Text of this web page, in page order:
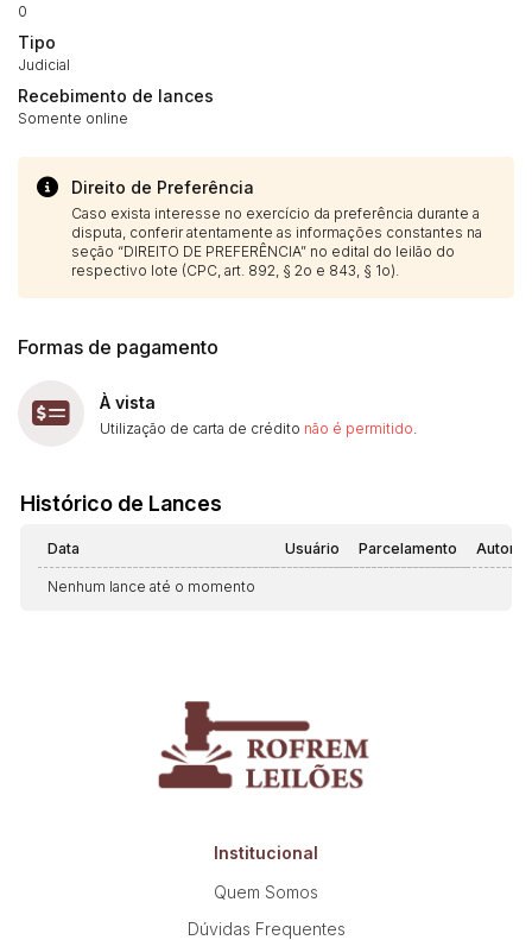
0
Tipo
Judicial
Recebimento de lances
Somente online
Direito de Preferência
Caso exista interesse no exercício da preferência durante a
disputa, conferir atentamente as informações constantes na
seção “DIREITO DE PREFERÊNCIA” no edital do leilão do
respectivo lote (CPC, art. 892, § 2o e 843, § 1o).
Formas de pagamento
À vista
Utilização de carta de crédito não é permitido
Histórico de Lances
Data Usuário Parcelamento
Nenhum lance até o momento
Institucional
Quem Somos
Dúvidas Frequentes